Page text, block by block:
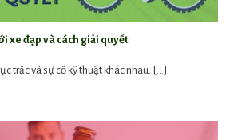
xe đạp và cách giải quyết
trặc và sự cố kỹ thuật khác nhau. [...]